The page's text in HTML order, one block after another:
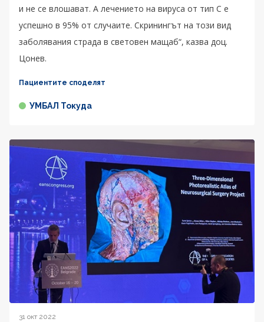
и не се влошават. А лечението на вируса от тип C е
успешно в 95% от случаите. Скринингът на този вид
заболявания страда в световен мащаб“, казва доц.
Цонев.
Пациентите споделят
УМБАЛ Токуда
31 окт 2022